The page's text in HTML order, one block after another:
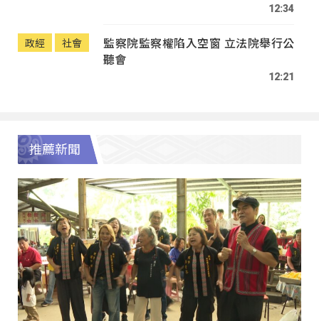
12:34
政經 社會
監察院監察權陷入空窗 立法院舉行公
聽會
12:21
推薦新聞